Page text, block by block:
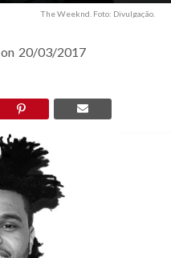
The Weeknd. Foto: Divulgação.
on 20/03/2017